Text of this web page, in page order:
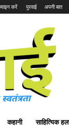
करें पुरवाई अपनी बात
कहानी साहित्यिक